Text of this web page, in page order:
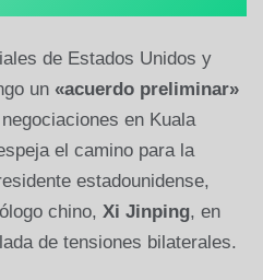
de Estados Unidos y
un «acuerdo preliminar»
en Kuala
el camino para la
estadounidense,
chino, Xi Jinping, en
de tensiones bilaterales.